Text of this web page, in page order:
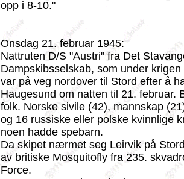
opp i 8-10."
Onsdag 21. februar 1945:
Nattruten D/S "Austri" fra Det
Dampskibsselskab, som under
var på veg nordover til Stord efter å
Haugesund om natten til 21. februar.
folk. Norske sivile (42), mannskap
og 16 russiske eller polske kvinnlige
noen hadde spebarn.
Da skipet nærmet seg Leirvik på
av britiske Mosquitofly fra 235.
Force.